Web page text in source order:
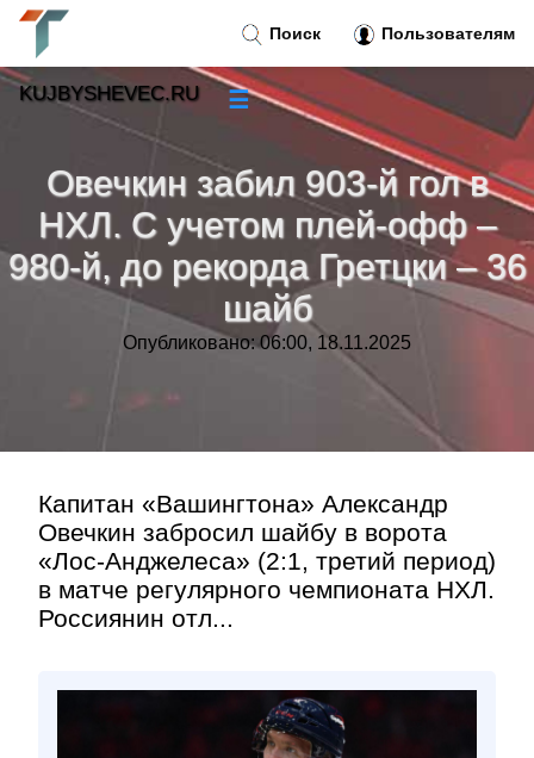
Овечкин забил 903-й гол в
НХЛ. С учетом плей-офф –
980-й, до рекорда Гретцки – 36
шайб
Опубликовано: 06:00, 18.11.2025
Капитан «Вашингтона» Александр
Овечкин забросил шайбу в ворота
«Лос-Анджелеса» (2:1, третий период)
в матче регулярного чемпионата НХЛ.
Россиянин отл...
Поиск Пользователям
KUJBYSHEVEC.RU ☰
Новости
Тренды новостей »
Рубрики »
»